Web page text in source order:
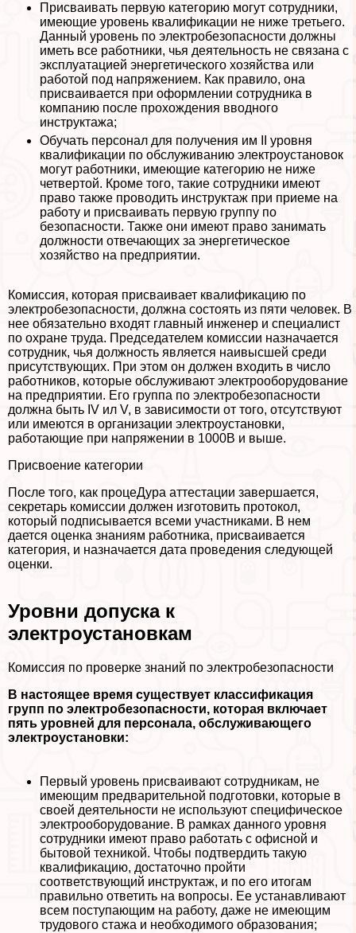
Присваивать первую категорию могут сотрудники,
имеющие уровень квалификации не ниже третьего.
Данный уровень по электробезопасности должны
иметь все работники, чья деятельность не связана с
эксплуатацией энергетического хозяйства или
работой под напряжением. Как правило, она
присваивается при оформлении сотрудника в
компанию после прохождения вводного
инструктажа;
Обучать персонал для получения им II уровня
квалификации по обслуживанию электроустановок
могут работники, имеющие категорию не ниже
четвертой. Кроме того, такие сотрудники имеют
право также проводить инструктаж при приеме на
работу и присваивать первую группу по
безопасности. Также они имеют право занимать
должности отвечающих за энергетическое
хозяйство на предприятии.
Комиссия, которая присваивает квалификацию по
электробезопасности, должна состоять из пяти человек. В
нее обязательно входят главный инженер и специалист
по охране труда. Председателем комиссии назначается
сотрудник, чья должность является наивысшей среди
присутствующих. При этом он должен входить в число
работников, которые обслуживают электрооборудование
на предприятии. Его группа по электробезопасности
должна быть IV ил V, в зависимости от того, отсутствуют
или имеются в организации электроустановки,
работающие при напряжении в 1000В и выше.
Присвоение категории
После того, как процеДypa аттестации завершается,
секретарь комиссии должен изготовить протокол,
который подписывается всеми участниками. В нем
дается оценка знаниям работника, присваивается
категория, и назначается дата проведения следующей
оценки.
Уровни допуска к
электроустановкам
Комиссия по проверке знаний по электробезопасности
В настоящее время существует классификация
групп по электробезопасности, которая включает
пять уровней для персонала, обслуживающего
электроустановки:
Первый уровень присваивают сотрудникам, не
имеющим предварительной подготовки, которые в
своей деятельности не используют специфическое
электрооборудование. В рамках данного уровня
сотрудники имеют право работать с офисной и
бытовой техникой. Чтобы подтвердить такую
квалификацию, достаточно пройти
соответствующий инструктаж, и по его итогам
правильно ответить на вопросы. Ее устанавливают
всем поступающим на работу, даже не имеющим
трудового стажа и необходимого образования;